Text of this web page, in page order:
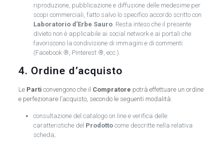
riproduzione, pubblicazione e diffusione delle medesime per
scopi commerciali, fatto salvo lo specifico accordo scritto con
Laboratorio d’Erbe Sauro. Resta inteso che il presente
divieto non è applicabile ai social network e ai portali che
favoriscono la condivisione di immagini e di commenti
(Facebook ®, Pinterest ®, ecc.).
4. Ordine d’acquisto
Le Parti convengono che il Compratore potrà effettuare un ordine
e perfezionare l’acquisto, secondo le seguenti modalità:
consultazione del catalogo on line e verifica delle
caratteristiche del Prodottocome descritte nella relativa
scheda;